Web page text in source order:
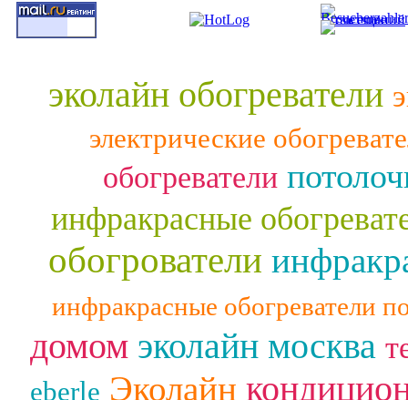
эколайн обогреватели
электрические
обогреватели
инфракрасные
обогрователи
инфракрасные обогреватели
домом эколайн москва
eberle Эколайн